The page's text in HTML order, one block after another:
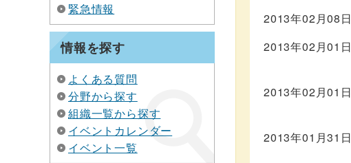
緊急情報
情報を探す
よくある質問
分野から探す
組織一覧から探す
イベントカレンダー
イベント一覧
2013年02月08日
2013年02月01日
2013年02月01日
2013年01月31日